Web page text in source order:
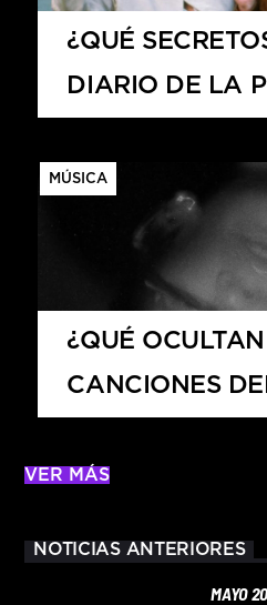
¿QUÉ
DIARIO DE LA
MÚSICA
¿QUÉ
CANCIONES
VER MÁS
NOTICIAS ANTERIORES
MAYO